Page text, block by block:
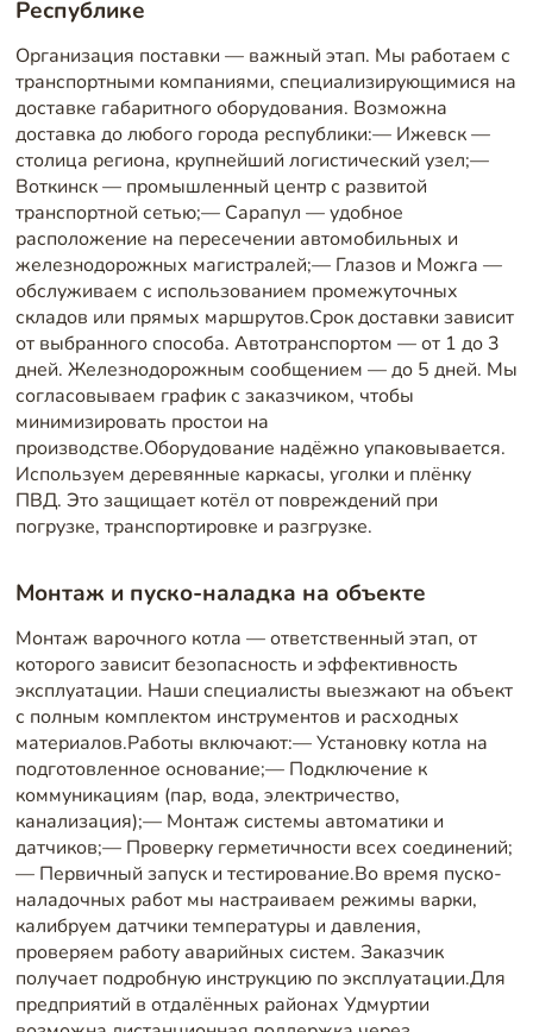
Республике
Организация поставки — важный этап. Мы работаем с
транспортными компаниями, специализирующимися на
доставке габаритного оборудования. Возможна
доставка до любого города республики:— Ижевск —
столица региона, крупнейший логистический узел;—
Воткинск — промышленный центр с развитой
транспортной сетью;— Сарапул — удобное
расположение на пересечении автомобильных и
железнодорожных магистралей;— Глазов и Можга —
обслуживаем с использованием промежуточных
складов или прямых маршрутов.Срок доставки зависит
от выбранного способа. Автотранспортом — от 1 до 3
дней. Железнодорожным сообщением — до 5 дней. Мы
согласовываем график с заказчиком, чтобы
минимизировать простои на
производстве.Оборудование надёжно упаковывается.
Используем деревянные каркасы, уголки и плёнку
ПВД. Это защищает котёл от повреждений при
погрузке, транспортировке и разгрузке.
Монтаж и пуско-наладка на объекте
Монтаж варочного котла — ответственный этап, от
которого зависит безопасность и эффективность
эксплуатации. Наши специалисты выезжают на объект
с полным комплектом инструментов и расходных
материалов.Работы включают:— Установку котла на
подготовленное основание;— Подключение к
коммуникациям (пар, вода, электричество,
канализация);— Монтаж системы автоматики и
датчиков;— Проверку герметичности всех соединений;
— Первичный запуск и тестирование.Во время пуско-
наладочных работ мы настраиваем режимы варки,
калибруем датчики температуры и давления,
проверяем работу аварийных систем. Заказчик
получает подробную инструкцию по эксплуатации.Для
предприятий в отдалённых районах Удмуртии